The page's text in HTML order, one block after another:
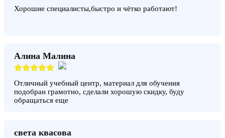
Хорошие специалисты,быстро и чётко работают!
Алина Малина
Отличный учебный центр, материал для обучения
подобран грамотно, сделали хорошую скидку, буду
обращаться еще
света квасова